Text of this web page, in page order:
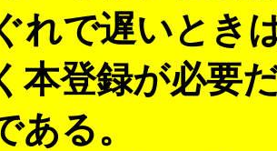
れで遅いとき
本登録が必要
ある。